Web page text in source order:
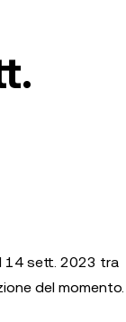
14 sett. 2023 tra
del momento.